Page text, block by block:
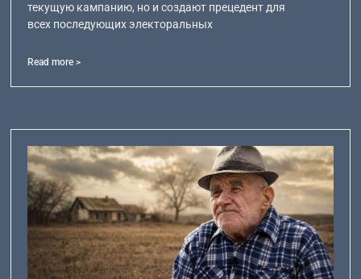
текущую кампанию, но и создают прецедент для
всех последующих электоральных
Read more >